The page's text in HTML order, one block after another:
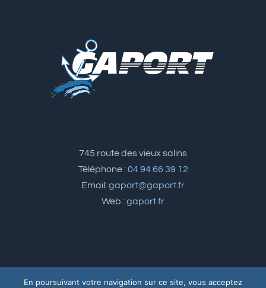
745 route des vieux salins
Téléphone :04 94 66 39 12
Email:gaport@gaport.fr
Web :gaport.fr
En poursuivant votre navigation sur ce site, vous acceptez